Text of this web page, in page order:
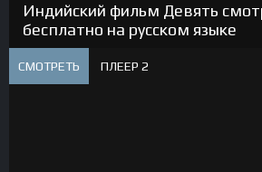
Индийский фильм Девять
бесплатно на русском языке
СМОТРЕТЬ ПЛЕЕР 2